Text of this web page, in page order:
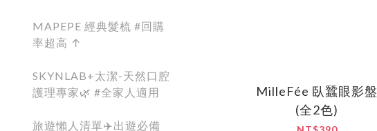
MAPEPE 經典髮梳 #回購
率超高 ↑
SKYNLAB+太潔-天然口腔
護理專家🌿 #全家人適用
旅遊懶人清單✈️出遊必備
MilleFée 臥蠶眼影盤
(全2色)